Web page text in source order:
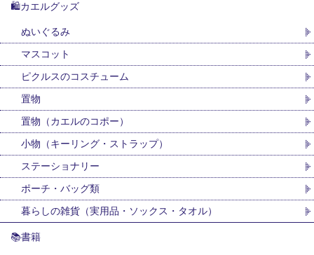
🛍カエルグッズ
ぬいぐるみ
マスコット
ピクルスのコスチューム
置物
置物（カエルのコポー）
小物（キーリング・ストラップ）
ステーショナリー
ポーチ・バッグ類
暮らしの雑貨（実用品・ソックス・タオル）
📚書籍